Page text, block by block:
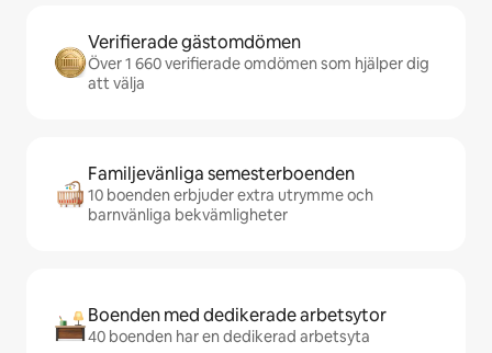
Verifierade gästomdömen
Över 1 660 verifierade omdömen som hjälper dig
att välja
Familjevänliga semesterboenden
10 boenden erbjuder extra utrymme och
barnvänliga bekvämligheter
Boenden med dedikerade arbetsytor
40 boenden har en dedikerad arbetsyta